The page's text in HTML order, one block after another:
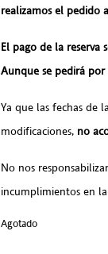
realizamos el pedido
El pago de la reserva
Aunque se pedirá
Ya que las fechas de
modificaciones, no
No nos
incumplimientos en
Agotado